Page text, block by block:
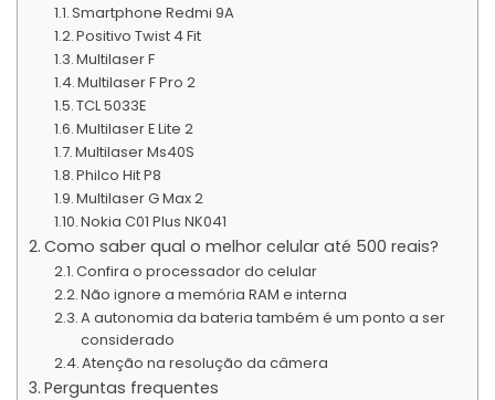
Smartphone Redmi 9A
Positivo Twist 4 Fit
Multilaser F
Multilaser F Pro 2
TCL 5033E
Multilaser E Lite 2
Multilaser Ms40S
Philco Hit P8
Multilaser G Max 2
Nokia C01 Plus NK041
Como saber qual o melhor celular até 500 reais?
Confira o processador do celular
Não ignore a memória RAM e interna
A autonomia da bateria também é um ponto a ser
considerado
Atenção na resolução da câmera
Perguntas frequentes